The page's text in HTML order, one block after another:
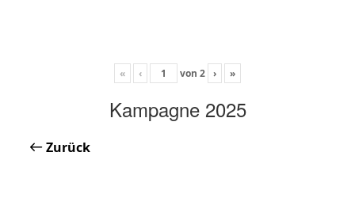
« ‹ von 2 › »
Kampagne 2025
Zurück